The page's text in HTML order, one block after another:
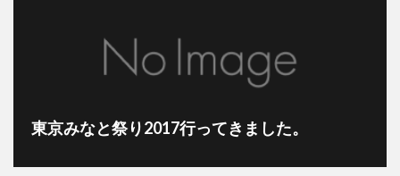
東京みなと祭り2017行ってきました。